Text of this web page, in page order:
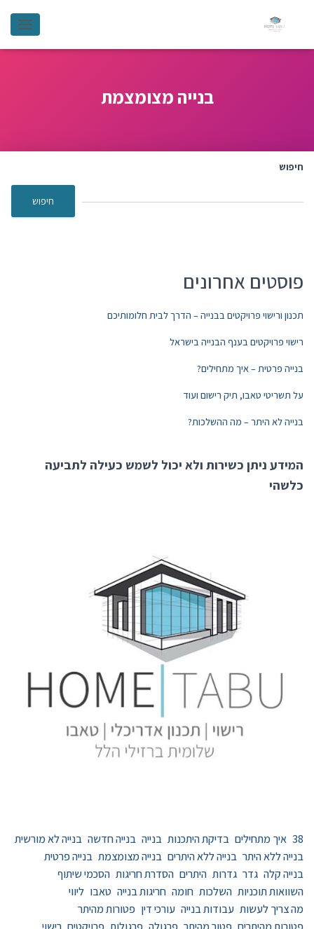
בנייה מצומצמת
חיפוש
חיפוש
פוסטים אחרונים
תכנון ורישוי פרויקטים בבנייה – הדרך לבית חלומותיכם
רישוי פרויקטים בענף הבנייה בישראל
בנייה פרטית – איך מתחילים?
על תשריטי טאבו, תיק רישום ועוד
בנייה לא היתר – מה ההשלכות?
המידע ניתן כשירות ולא יכול לשמש כעילה לתביעה
כלשהי
38 איך מתחילים בדיקת היתכנות בנייה בנייה חדשה בנייה לא מורשית
בנייה ללא היתר בנייה ללא היתרים בנייה מצומצמת בנייה פרטית
בנייה קלה גדר גדרות היתרים הסדרת חריגות הסכמי שיתוף
השוואות תוכניות השלכות חומה חריגות בנייה טאבו ליווי
מה צריך לעשות עבודות בנייה עורכי דין פטורות מהיתר